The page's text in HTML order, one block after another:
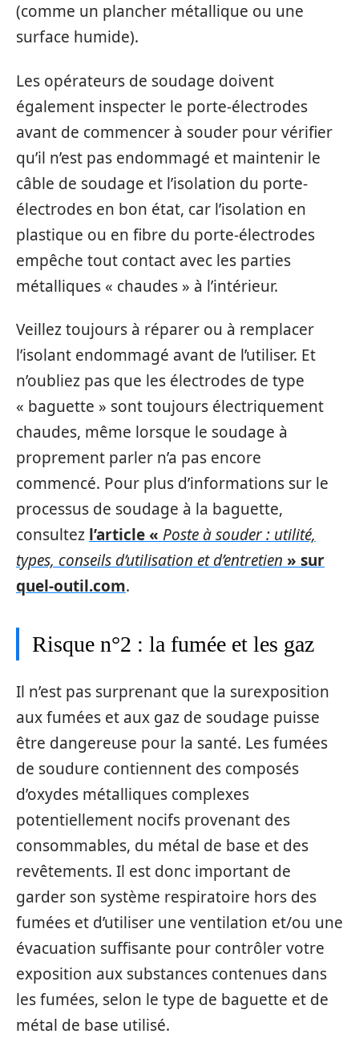
(comme un plancher métallique ou une
surface humide).
Les opérateurs de soudage doivent
également inspecter le porte-électrodes
avant de commencer à souder pour vérifier
qu’il n’est pas endommagé et maintenir le
câble de soudage et l’isolation du porte-
électrodes en bon état, car l’isolation en
plastique ou en fibre du porte-électrodes
empêche tout contact avec les parties
métalliques « chaudes » à l’intérieur.
Veillez toujours à réparer ou à remplacer
l’isolant endommagé avant de l’utiliser. Et
n’oubliez pas que les électrodes de type
« baguette » sont toujours électriquement
chaudes, même lorsque le soudage à
proprement parler n’a pas encore
commencé. Pour plus d’informations sur le
processus de soudage à la baguette,
consultez l’article « Poste à souder : utilité,
types, conseils d’utilisation et d’entretien » sur
quel-outil.com.
Risque n°2 : la fumée et les gaz
Il n’est pas surprenant que la surexposition
aux fumées et aux gaz de soudage puisse
être dangereuse pour la santé. Les fumées
de soudure contiennent des composés
d’oxydes métalliques complexes
potentiellement nocifs provenant des
consommables, du métal de base et des
revêtements. Il est donc important de
garder son système respiratoire hors des
fumées et d’utiliser une ventilation et/ou une
évacuation suffisante pour contrôler votre
exposition aux substances contenues dans
les fumées, selon le type de baguette et de
métal de base utilisé.